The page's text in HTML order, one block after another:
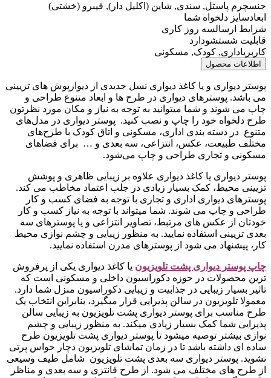
جنسچرم پاستل, سندی, شاین (اکلیل دار), فیبرو (خشتی)
ابعادسایز دلخواه شما
شرایط ارسالسه روز کاری
قابلیت شستشودارد
کاربریاداری, کودک, مسکونی
اطلاعات محصول
پوستر دیواری و یا کاغذ دیواری نسل جدیدی از دیوارپوش های تزیینی
می باشد. پوسترهای دیواری در طرح ها و ابعاد متنوع طراحی و
چاپ می شوند و شما میتوانید به توجه به نیاز و مکان مورد نظرتون
طرح دلخواه خود را چاپ و نصب کنید. پوستر دیواری در مدل‌های
متنوع در دسته‌ بندی اداری، مسکونی و اتاق کودک با طرح‌های
مختلف طبیعت، عکس، انتزاعی، سه بعدی و … برای فضاهای
مسکونی و تجاری طراحی و چاپ می‌شود.
پوستر دیواری یا کاغذ دیواری علاوه بر زیبایی ظاهری و پوشش
تزیینی محیط، کمک بسیار زیادی در جلب اعتماد مخاطب می کند.
پوسترهای دیواری اداری و تجاری با توجه به فضای کسب و کار
طراحی و چاپ می شوند. شما میتواند با توجه به نیاز کسب و کار
خودتان از عکس های مرتبط، تصاویر انتزاعی و یا پوسترهای سه
بعدی تزیینی استفاده نمایید. به منظور زیبایی و چشم نوازی محیط
کار، پیشنهاد می شود از پوسترهای مدرن استفاده نمایید.
چاپ پوستر دیواری پشت تلویزیون یا کاغذ دیواری یکی از پرفروش
ترین محصولات در حوزه دکوراسیون داخلی و مسکونی است که
تاثیر بسیار زیبایی در جذابیت و زیبایی دکوراسیون منزل شما دارد.
معمولا تلویزیون در سالن پذیرایی قرار میگیرد، بنابراین انتخاب یک
طرح مناسب برای پوستر دیواری پشت تلویزیون به زیبایی سالن
پذیرایی شما کمک بسیار زیادی میکند. به منظور زیبایی و چشم
نوازی بیشتر توصیه میشود تا پوستر دیواری پشت تلویزیون طرح
ساده ای داشته باشد تا در زمان تماشای تلویزیون دچار حواس پرتی
نشوید. پوستر دیواری سه بعدی پشت تلویزیون شامل طیف وسیعی
از طرح های مختلف می شود. از طرح فانتزی و سه بعدی و مناظر